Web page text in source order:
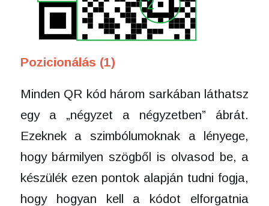
Pozicionálás (1)
Minden QR kód három sarkában láthatsz
egy a „négyzet a négyzetben” ábrát.
Ezeknek a szimbólumoknak a lényege,
hogy bármilyen szögből is olvasod be, a
készülék ezen pontok alapján tudni fogja,
hogy hogyan kell a kódot elforgatnia